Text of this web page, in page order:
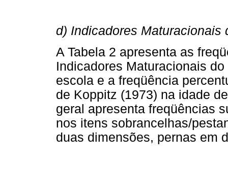
d) Indicadores Maturacionais
A Tabela 2 apresenta as
Indicadores Maturacionais
escola e a freqüência
de Koppitz (1973) na idade
geral apresenta freqüências
nos itens sobrancelhas/
duas dimensões, pernas em